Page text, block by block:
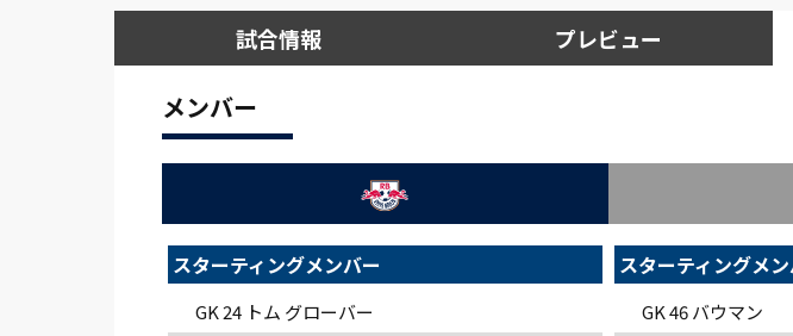
試合情報 プレビュー
メンバー
スターティングメンバー
GK 24 トム グローバー
スターティングメ
GK 46 バウマン